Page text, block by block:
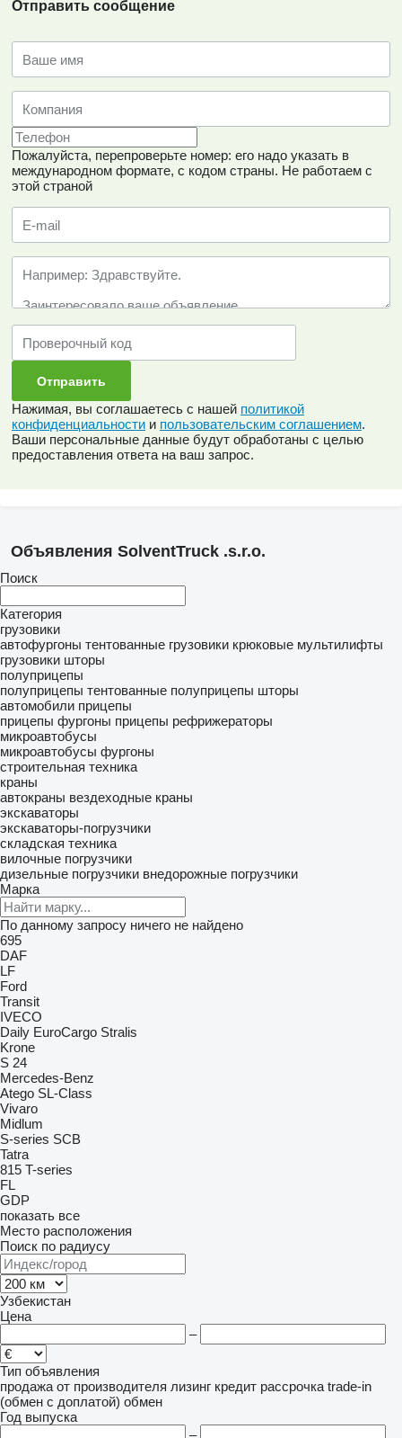
Отправить сообщение
Пожалуйста, перепроверьте номер: его надо указать в
международном формате, с кодом страны. Не работаем с
этой страной
Нажимая, вы соглашаетесь с нашей политикой
конфиденциальности и пользовательским соглашением.
Ваши персональные данные будут обработаны с целью
предоставления ответа на ваш запрос.
Объявления SolventTruck .s.r.o.
Поиск
Категория
грузовики
автофургоны тентованные грузовики крюковые мультилифты
грузовики шторы
полуприцепы
полуприцепы тентованные полуприцепы шторы
автомобили прицепы
прицепы фургоны прицепы рефрижераторы
микроавтобусы
микроавтобусы фургоны
строительная техника
краны
автокраны вездеходные краны
экскаваторы
экскаваторы-погрузчики
складская техника
вилочные погрузчики
дизельные погрузчики внедорожные погрузчики
Марка
По данному запросу ничего не найдено
695
DAF
LF
Ford
Transit
IVECO
Daily EuroCargo Stralis
Krone
S 24
Mercedes-Benz
Atego SL-Class
Vivaro
Midlum
S-series SCB
Tatra
815 T-series
FL
GDP
показать все
Место расположения
Поиск по радиусу
Узбекистан
Цена
–
Тип объявления
продажа от производителя лизинг кредит рассрочка trade-in
(обмен с доплатой) обмен
Год выпуска
–